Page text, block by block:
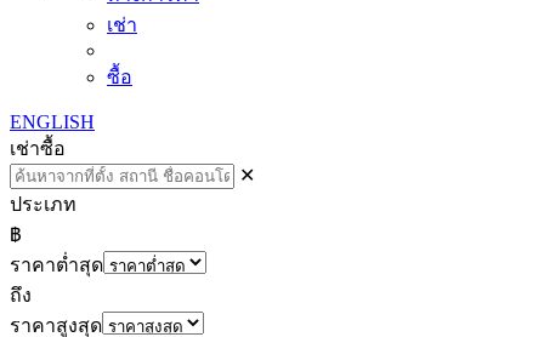
เช่า
ซื้อ
ENGLISH
เช่าซื้อ
✕
ประเภท
฿
ราคาต่ำสุด
ถึง
ราคาสูงสุด